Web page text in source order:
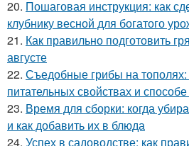
20. Пошаговая инструкция: как
клубнику весной для богатого
21. Как правильно подготовить
августе
22. Съедобные грибы на тополях:
питательных свойствах и
23. Время для сборки: когда
и как добавить их в блюда
24. Успех в садоводстве: как